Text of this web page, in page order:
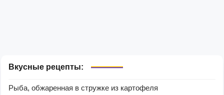
Вкусные рецепты:
Рыба, обжаренная в стружке из картофеля